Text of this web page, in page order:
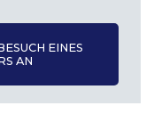
EINES
AN